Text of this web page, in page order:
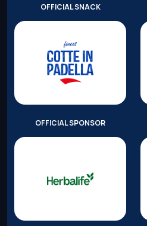
OFFICIAL SNACK
OFFICIAL SPONSOR